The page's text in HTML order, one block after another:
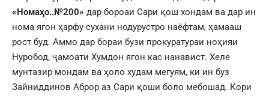
«Номаҳо..№200» дар бороаи Сари қош хондам ва дар ин
нома ягон ҳарфу сухани нодурустро наёфтам, ҳамааш
рост буд. Аммо дар бораи бузи прокуратураи ноҳияи
Нуробод, ҷамоати Хумдон ягон кас нанавист. Хеле
мунтазир мондам ва ҳоло худам мегуям, ки ин буз
Зайниддинов Аброр аз Сари қоши боло мебошад. Кори